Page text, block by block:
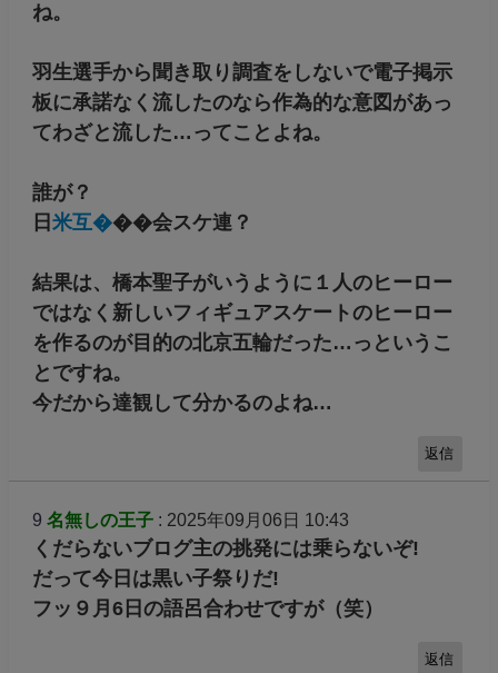
ね。
羽生選手から聞き取り調査をしないで電子掲示
板に承諾なく流したのなら作為的な意図があっ
てわざと流した…ってことよね。
誰が？
日 米互���会スケ連？
結果は、橋本聖子がいうように１人のヒーロー
ではなく新しいフィギュアスケートのヒーロー
を作るのが目的の北京五輪だった…っというこ
とですね。
今だから達観して分かるのよね…
返信
9 名無しの王子: 2025年09月06日 10:43
くだらないブログ主の挑発には乗らないぞ!
だって今日は黒い子祭りだ!
フッ９月6日の語呂合わせですが（笑）
返信